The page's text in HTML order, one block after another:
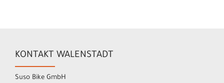
KONTAKT WALENSTADT
Suso Bike GmbH